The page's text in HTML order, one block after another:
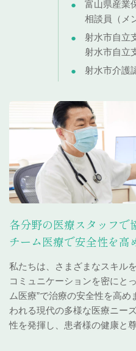
富山県産業
相談員 （メ
射水市自立
射水市自立
射水市介護
各分野の医療スタッフで
チーム医療で安全性を高
私たちは、さまざまなスキル
コミュニケーションを密にと
ム医療”で治療の安全性を高
われる現代の多様な医療ニー
性を発揮し、患者様の健康と